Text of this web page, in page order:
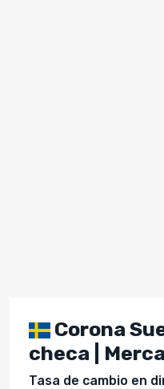
Corona
checa |
Tasa de cambio en